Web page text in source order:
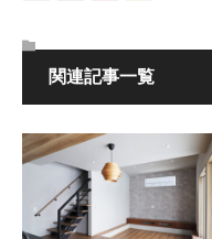
関連記事一覧